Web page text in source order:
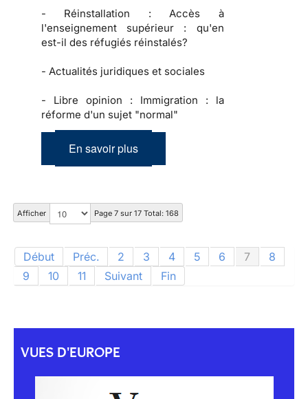
- Réinstallation : Accès à
l'enseignement supérieur : qu'en
est-il des réfugiés réinstalés?
- Actualités juridiques et sociales
- Libre opinion : Immigration : la
réforme d'un sujet "normal"
En savoir plus
Afficher Page 7 sur 17 Total: 168
Début Préc. 2 3 4 5 6 7
8
9
10 11 Suivant Fin
VUES D'EUROPE